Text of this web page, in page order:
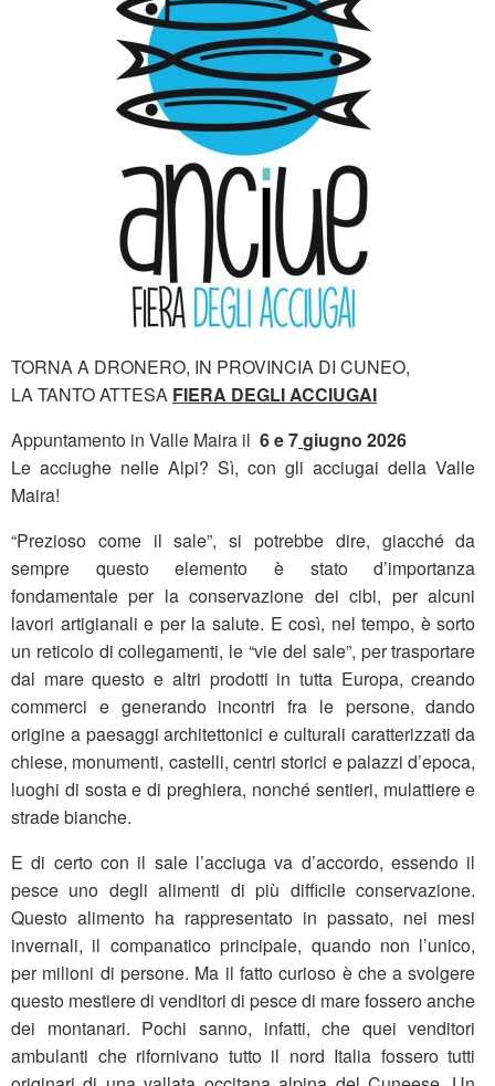
TORNA A DRONERO, IN PROVINCIA DI CUNEO,
LA TANTO ATTESA FIERA DEGLI ACCIUGAI
Appuntamento in Valle Maira il 6 e 7giugno 2026
Le acciughe nelle Alpi? Sì, con gli acciugai della Valle
Maira!
“Prezioso come il sale”, si potrebbe dire, giacché da
sempre questo elemento è stato d’importanza
fondamentale per la conservazione dei cibi, per alcuni
lavori artigianali e per la salute. E così, nel tempo, è sorto
un reticolo di collegamenti, le “vie del sale”, per trasportare
dal mare questo e altri prodotti in tutta Europa, creando
commerci e generando incontri fra le persone, dando
origine a paesaggi architettonici e culturali caratterizzati da
chiese, monumenti, castelli, centri storici e palazzi d’epoca,
luoghi di sosta e di preghiera, nonché sentieri, mulattiere e
strade bianche.
E di certo con il sale l’acciuga va d’accordo, essendo il
pesce uno degli alimenti di più difficile conservazione.
Questo alimento ha rappresentato in passato, nei mesi
invernali, il companatico principale, quando non l’unico,
per milioni di persone. Ma il fatto curioso è che a svolgere
questo mestiere di venditori di pesce di mare fossero anche
dei montanari. Pochi sanno, infatti, che quei venditori
ambulanti che rifornivano tutto il nord Italia fossero tutti